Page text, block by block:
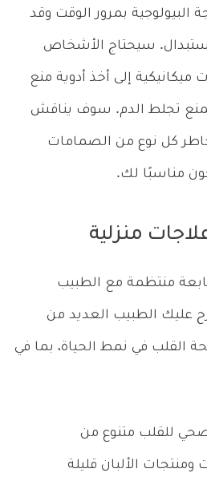
بمرور الوقت وقد
سيحتاج الأشخاص
إلى أخذ أدوية منع
تجلط الدم. سوف يناقش
كل نوع من الصمامات
مناسبًا لك.
منزلية
منتظمة مع الطبيب
عليك الطبيب العديد من
القلب في نمط الحياة، بما في
صحي للقلب متنوع من
ومنتجات الألبان قليلة